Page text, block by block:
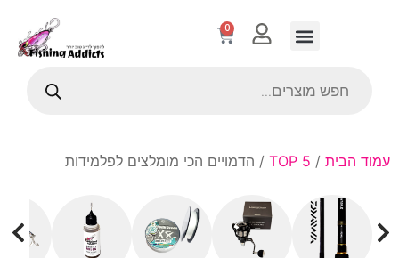
0
עמוד הבית /
TOP 5 / הדמויים הכי מומלצים לפלמידות